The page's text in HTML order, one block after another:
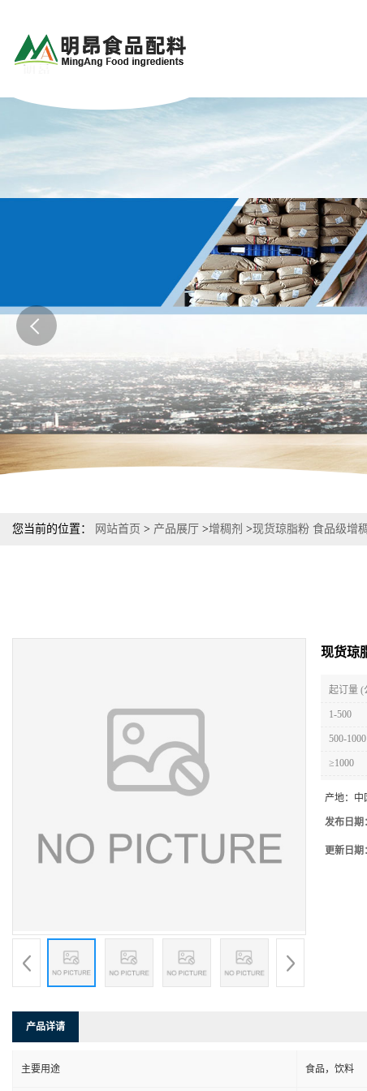
您当前的位置： 网站首页 > 产品展厅 >增稠剂 >现货琼脂粉 食品级增
现货琼
起订量 (
1-500
500-1000
≥1000
产地： 中
发布日期：
更新日期：
产品详请
主要用途 食品，饮料